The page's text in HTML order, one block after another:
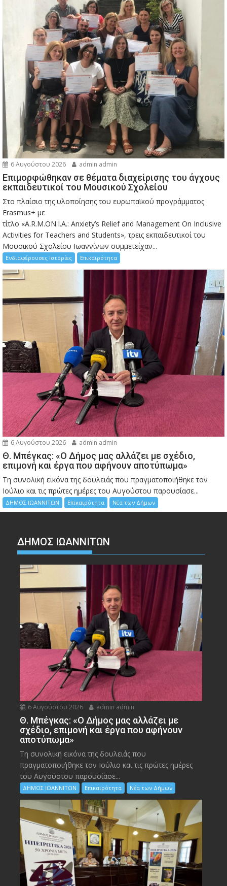
6 Αυγούστου 2026 admin admin
Eπιμορφώθηκαν σε θέματα διαχείρισης του άγχους
εκπαιδευτικοί του Μουσικού Σχολείου
Στο πλαίσιο της υλοποίησης του ευρωπαϊκού προγράμματος
Erasmus+ με
τίτλο «A.R.M.ON.I.A.: Anxiety’s Relief and Management On Inclusive
Activities for Teachers and Students», τρεις εκπαιδευτικοί του
Μουσικού Σχολείου Ιωαννίνων συμμετείχαν...
Ενδιαφέρουσες Ιστορίες Επικαιρότητα
6 Αυγούστου 2026 admin admin
Θ. Μπέγκας: «Ο Δήμος μας αλλάζει με σχέδιο,
επιμονή και έργα που αφήνουν αποτύπωμα»
Τη συνολική εικόνα της δουλειάς που πραγματοποιήθηκε τον
Ιούλιο και τις πρώτες ημέρες του Αυγούστου παρουσίασε...
ΔΗΜΟΣ ΙΩΑΝΝΙΤΩΝ Επικαιρότητα Νέα των Δήμων
ΔΗΜΟΣ ΙΩΑΝΝΙΤΩΝ
6 Αυγούστου 2026 admin admin
Θ. Μπέγκας: «Ο Δήμος μας αλλάζει με
σχέδιο, επιμονή και έργα που αφήνουν
αποτύπωμα»
Τη συνολική εικόνα της δουλειάς που
πραγματοποιήθηκε τον Ιούλιο και τις πρώτες ημέρες
του Αυγούστου παρουσίασε...
ΔΗΜΟΣ ΙΩΑΝΝΙΤΩΝ Επικαιρότητα Νέα των Δήμων